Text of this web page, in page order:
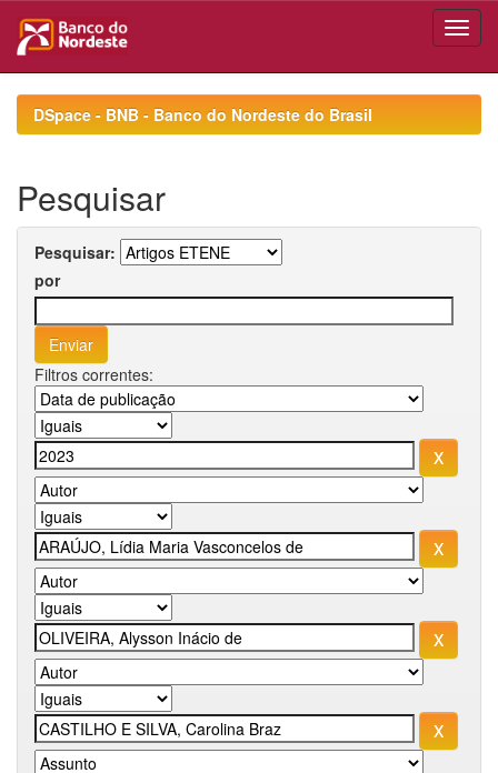
navigationDSpace - BNB - Banco do Nordeste do Brasil
Pesquisar
Pesquisar:
por
Filtros correntes: